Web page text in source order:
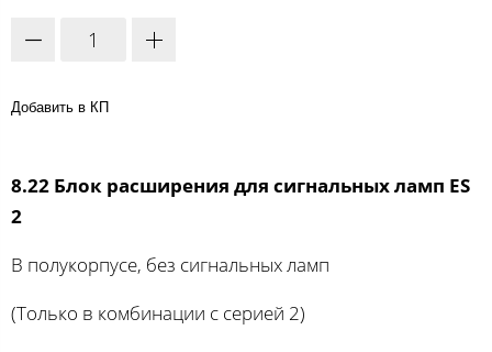
Добавить в КП
8.22 Блок расширения для сигнальных ламп ES
2
В полукорпусе, без сигнальных ламп
(Только в комбинации с серией 2)